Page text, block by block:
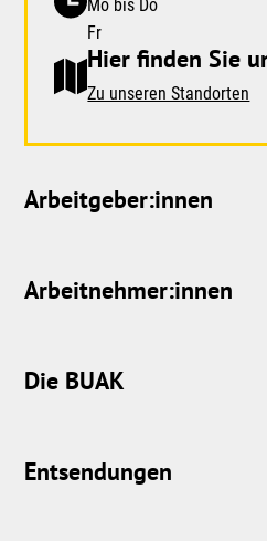
Mo bis Do
Fr
Hier finden Sie
Zu unseren Standorten
Arbeitgeber:innen
Arbeitnehmer:innen
Die BUAK
Entsendungen